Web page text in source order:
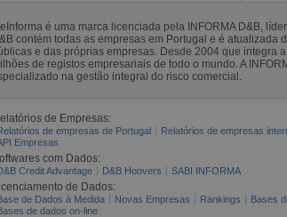
é uma marca licenciada pela INFORMA D&B,
contém todas as empresas em Portugal e é
e das próprias empresas. Desde 2004 que integra
de registos empresariais de todo o mundo. A
na gestão integral do risco comercial.
de Empresas:
de empresas de Portugal Relatórios de empresas
Empresas
com Dados:
Credit Advantage D&B Hoovers SABI INFORMA
de Dados:
de Dados à Medida Novas Empresas Rankings Bases
de dados on-line